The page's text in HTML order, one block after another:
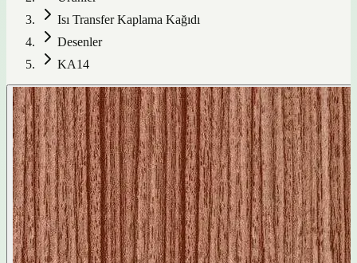
Isı Transfer Kaplama Kağıdı
Desenler
KA14